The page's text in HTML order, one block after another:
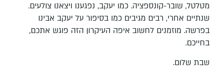
מטלטל, שובר-קונספציה. כמו יעקב, נפגענו ויצאנו צולעים.
שנתיים אחרי, רבים מגיבים כמו בסיפור על יעקב אבינו
בפרשה. מוזמנים לחשוב איפה העיקרון הזה פוגש אתכם,
בחייכם.
שבת שלום.